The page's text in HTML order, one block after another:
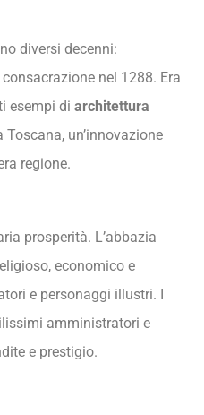
diversi decenni:
nel 1288. Era
esempi di architettura
Toscana, un’innovazione
regione.
prosperità. L’abbazia
economico e
e personaggi illustri. I
amministratori e
e prestigio.